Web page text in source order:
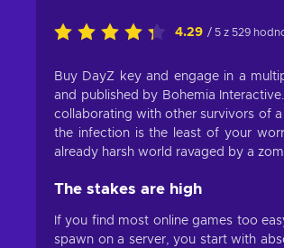
4.29 / 5 z 529
Buy DayZ key and engage in a
and published by Bohemia
collaborating with other survivors of
the infection is the least of your
already harsh world ravaged by a
The stakes are high
If you find most online games too
spawn on a server, you start with